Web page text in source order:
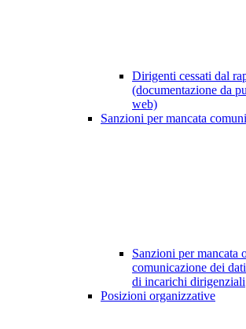
Dirigenti cessati dal
(documentazione da
web)
Sanzioni per mancata
Sanzioni per mancata
comunicazione dei
di incarichi dirigenziali
Posizioni organizzative